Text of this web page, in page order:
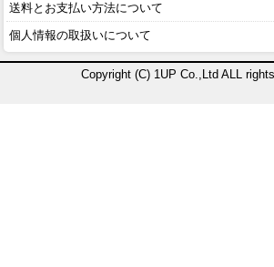
送料とお支払い方法について
個人情報の取扱いについて
Copyright (C) 1UP Co.,Ltd ALL